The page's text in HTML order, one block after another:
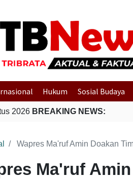
Hukum Sosial Budaya
2026 BREAKING NEWS:
Wapres Ma'ruf Amin Doakan
Ma'ruf